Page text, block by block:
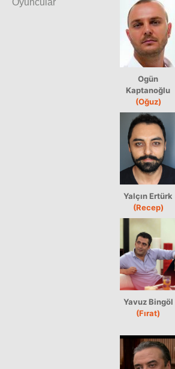
Ogün
Kaptanoğlu
(Oğuz)
Yalçın Ertürk
(Recep)
Yavuz Bingöl
(Fırat)